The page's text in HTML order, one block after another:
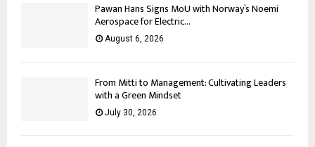
Pawan Hans Signs MoU with Norway’s Noemi
Aerospace for Electric...
August 6, 2026
From Mitti to Management: Cultivating Leaders
with a Green Mindset
July 30, 2026